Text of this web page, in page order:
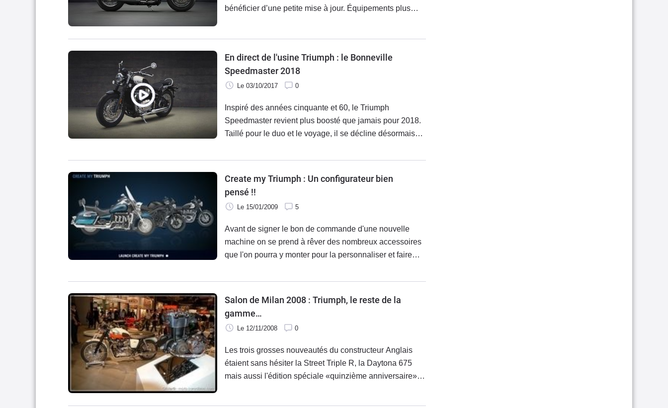
bénéficier d’une petite mise à jour. Équipements plus
En direct de l'usine Triumph : le Bonneville
Speedmaster 2018
Le 03/10/2017 0
Inspiré des années cinquante et 60, le Triumph
Speedmaster revient plus boosté que jamais pour 2018.
Taillé pour le duo et le voyage, il se décline désormais
de la marque veut prouver que l’ADN de la famille
Petit tour de présentation en direct de l’usine du
constructeur.
Create my Triumph : Un configurateur bien
pensé !!
Le 15/01/2009 5
Avant de signer le bon de commande d'une nouvelle
machine on se prend à rêver des nombreux accessoires
que l'on pourra y monter pour la personnaliser et faire
pour qui cette phase a sonné et dont les nuits sont bien
Salon de Milan 2008 : Triumph, le reste de la
gamme…
Le 12/11/2008 0
Les trois grosses nouveautés du constructeur Anglais
étaient sans hésiter la Street Triple R, la Daytona 675
mais aussi l'édition spéciale «quinzième anniversaire»